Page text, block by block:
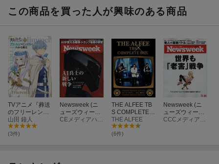
THE ALFEEの軌跡をひもとく連載の第3回は、メンバー3人が高校
んと坂崎さん、学園祭での坂崎さんと桜井さんの出会いーー。貴
重なエピソードが満載です。ぜひご覧ください。
●奥能登の県立高 驚きの進学実績とその背景
能登半島地震で甚大な被害を受けた石川県珠洲市唯一の高校、県
立飯田高校。過疎と被災という厳しい環境ながら、国公立大学へ
多数の合格者を出す驚きの進学実績を維持しています。市内には
大手予備校もなく、入学時の学力も決して高くない生徒たちが、
なぜ難関大に合格できるのでしょうか。少人数ならではの手厚い
指導や、生徒のやる気を引き出す独自のノウハウ、そして「若い
この商品を買った人が興味のある商品
TVアニメ『葬送
のフリーレン』
副読本 1 フリー
レン＆ヒンメル
がわかる魔法
山田 鐘人
(3件)
Newsweek (ニ
ューズウィーク
日本版) 2026年CEメディアハウス
THE ALFEE TB
S COMPLETE B
OX - 1983
「ザ・ベストテ
ン」〜 2024
THE ALFEE
(6件)
Newsweek (ニ
ューズウィーク
日本版) 2025年CCCメディアハウス